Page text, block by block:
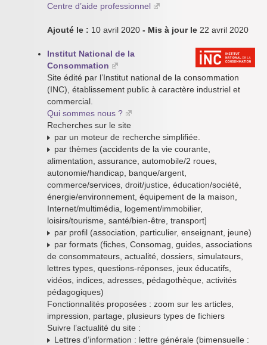
Centre d’aide professionnel
Ajouté le : 10 avril 2020 - Mis à jour le 22 avril 2020
Institut National de la
Consommation
Site édité par l’Institut national de la consommation
(INC), établissement public à caractère industriel et
commercial.
Qui sommes nous ?
Recherches sur le site
par un moteur de recherche simplifiée.
par thèmes (accidents de la vie courante,
alimentation, assurance, automobile/2 roues,
autonomie/handicap, banque/argent,
commerce/services, droit/justice, éducation/société,
énergie/environnement, équipement de la maison,
Internet/multimédia, logement/immobilier,
loisirs/tourisme, santé/bien-être, transport]
par profil (association, particulier, enseignant, jeune)
par formats (fiches, Consomag, guides, associations
de consommateurs, actualité, dossiers, simulateurs,
lettres types, questions-réponses, jeux éducatifs,
vidéos, indices, adresses, pédagothèque, activités
pédagogiques)
Fonctionnalités proposées : zoom sur les articles,
impression, partage, plusieurs types de fichiers
Suivre l’actualité du site :
Lettres d’information : lettre générale (bimensuelle :